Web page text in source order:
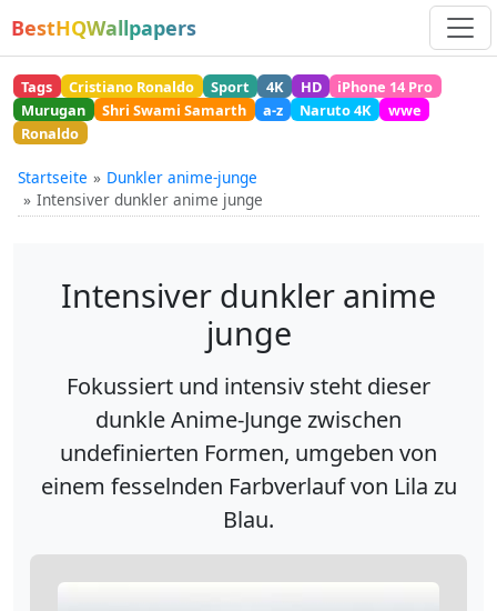
BestHQWallpapers
Tags Cristiano Ronaldo Sport 4K HD
iPhone 14 Pro
Murugan
Shri Swami Samarth a-z Naruto 4K
wwe
Ronaldo
Startseite
Dunkler anime-junge
Intensiver dunkler anime junge
Intensiver dunkler anime
junge
Fokussiert und intensiv steht dieser
dunkle Anime-Junge zwischen
undefinierten Formen, umgeben von
einem fesselnden Farbverlauf von Lila zu
Blau.